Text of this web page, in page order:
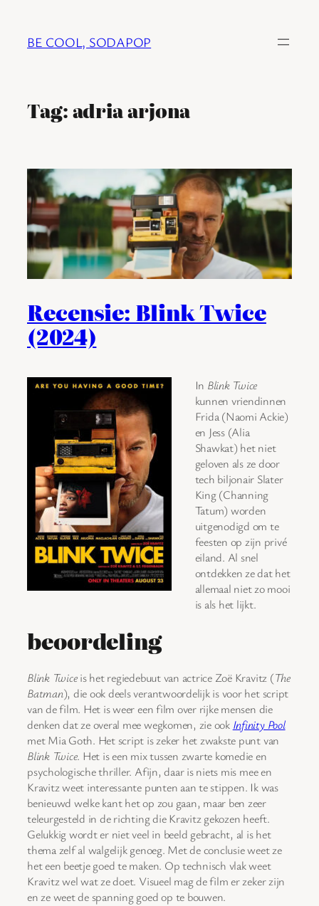
BE COOL, SODAPOP
Tag:adria arjona
Recensie: Blink Twice
(2024)
In Blink Twice
kunnen vriendinnen
Frida (Naomi Ackie)
en Jess (Alia
Shawkat) het niet
geloven als ze door
tech biljonair Slater
King (Channing
Tatum) worden
uitgenodigd om te
feesten op zijn privé
eiland. Al snel
ontdekken ze dat het
allemaal niet zo mooi
is als het lijkt.
beoordeling
Blink Twiceis het regiedebuut van actrice Zoë Kravitz (The
Batman), die ook deels verantwoordelijk is voor het script
van de film. Het is weer een film over rijke mensen die
denken dat ze overal mee wegkomen, zie ook Infinity Pool
met Mia Goth. Het script is zeker het zwakste punt van
Blink Twice. Het is een mix tussen zwarte komedie en
psychologische thriller. Afijn, daar is niets mis mee en
Kravitz weet interessante punten aan te stippen. Ik was
benieuwd welke kant het op zou gaan, maar ben zeer
teleurgesteld in de richting die Kravitz gekozen heeft.
Gelukkig wordt er niet veel in beeld gebracht, al is het
thema zelf al walgelijk genoeg. Met de conclusie weet ze
het een beetje goed te maken. Op technisch vlak weet
Kravitz wel wat ze doet. Visueel mag de film er zeker zijn
en ze weet de spanning goed op te bouwen.